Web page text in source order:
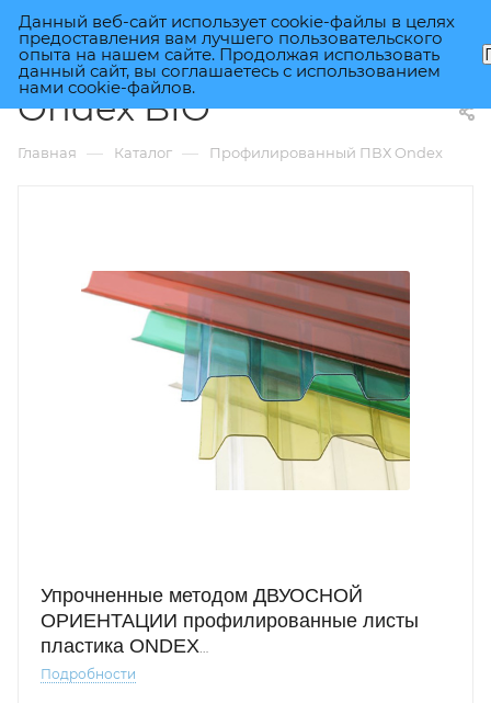
Ondex BIO
Главная — Каталог — Профилированный ПВХ Ondex
Упрочненные методом ДВУОСНОЙ
ОРИЕНТАЦИИ профилированные листы
пластика ONDEX
номенклатуры
Подробности
Данный веб-сайт использует cookie-файлы в целях
предоставления вам лучшего пользовательского
опыта на нашем сайте. Продолжая использовать
данный сайт, вы соглашаетесь с использованием
нами cookie-файлов.